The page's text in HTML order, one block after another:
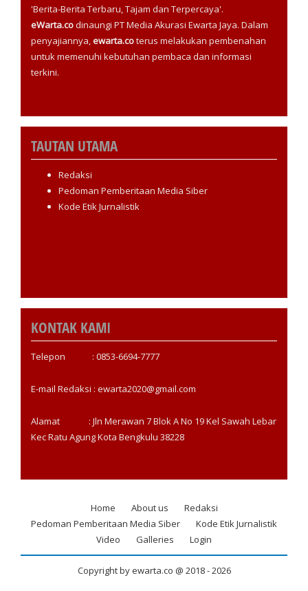
'Berita-Berita Terbaru, Tajam dan Terpercaya'.
eWarta.codinaungi PT Media Akurasi Ewarta Jaya. Dalam
penyajiannya,ewarta.coterus melakukan pembenahan
untuk memenuhi kebutuhan pembaca dan informasi
terkini.
TAUTAN UTAMA
Redaksi
Pedoman Pemberitaan Media Siber
Kode Etik Jurnalistik
KONTAK KAMI
Telepon : 0853-6694-7777
E-mail Redaksi : ewarta2020@gmail.com
Alamat : Jln Merawan 7 Blok A No 19 Kel Sawah Lebar
Kec Ratu Agung Kota Bengkulu 38228
Footer
Home About us
Redaksi
Pedoman Pemberitaan Media Siber
Kode Etik Jurnalistik
Video
Galleries Login
Copyright by ewarta.co @ 2018 -2026